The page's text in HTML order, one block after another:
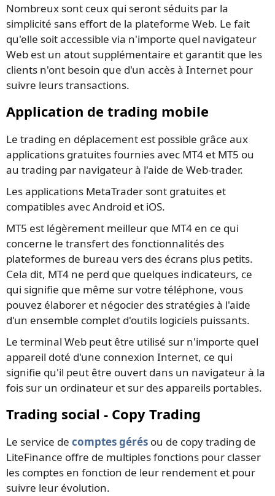
Nombreux sont ceux qui seront séduits par la
simplicité sans effort de la plateforme Web. Le fait
qu'elle soit accessible via n'importe quel navigateur
Web est un atout supplémentaire et garantit que les
clients n'ont besoin que d'un accès à Internet pour
suivre leurs transactions.
Application de trading mobile
Le trading en déplacement est possible grâce aux
applications gratuites fournies avec MT4 et MT5 ou
au trading par navigateur à l'aide de Web-trader.
Les applications MetaTrader sont gratuites et
compatibles avec Android et iOS.
MT5 est légèrement meilleur que MT4 en ce qui
concerne le transfert des fonctionnalités des
plateformes de bureau vers des écrans plus petits.
Cela dit, MT4 ne perd que quelques indicateurs, ce
qui signifie que même sur votre téléphone, vous
pouvez élaborer et négocier des stratégies à l'aide
d'un ensemble complet d'outils logiciels puissants.
Le terminal Web peut être utilisé sur n'importe quel
appareil doté d'une connexion Internet, ce qui
signifie qu'il peut être ouvert dans un navigateur à la
fois sur un ordinateur et sur des appareils portables.
Trading social - Copy Trading
Le service de comptes gérés ou de copy trading de
LiteFinance offre de multiples fonctions pour classer
les comptes en fonction de leur rendement et pour
suivre leur évolution.